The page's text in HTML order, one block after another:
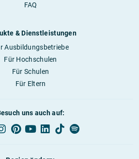
FAQ
& Dienstleistungen
Ausbildungsbetriebe
Für Hochschulen
Für Schulen
Für Eltern
uns auch auf: